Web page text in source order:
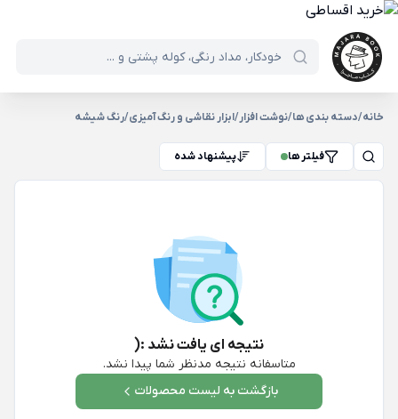
خانه/دسته بندی ها/نوشت افزار/ابزار نقاشی و رنگ آمیزی/رنگ شیشه
فیلتر ها پیشنهاد شده
نتیجه ای یافت نشد :(
متاسفانه نتیجه مدنظر شما پیدا نشد.
بازگشت به لیست محصولات